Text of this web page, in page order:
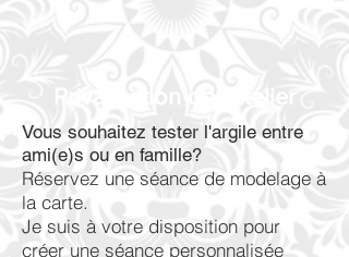
Vous souhaitez tester l'argile entre
ami(e)s ou en famille?
Réservez une séance de modelage à
la carte.
Je suis à votre disposition pour
créer une séance personnalisée